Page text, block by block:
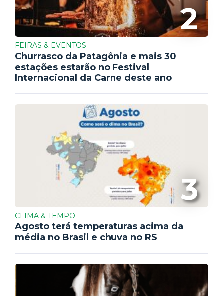
2
FEIRAS & EVENTOS
Churrasco da Patagônia e mais 30
estações estarão no Festival
Internacional da Carne deste ano
3
CLIMA & TEMPO
Agosto terá temperaturas acima da
média no Brasil e chuva no RS